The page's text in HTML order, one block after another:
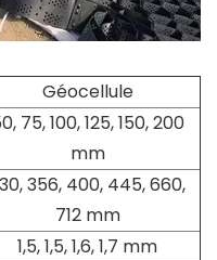
Géocellule
75, 100, 125, 150, 200
mm
356, 400, 445, 660,
712 mm
1,5, 1,5, 1,6, 1,7 mm